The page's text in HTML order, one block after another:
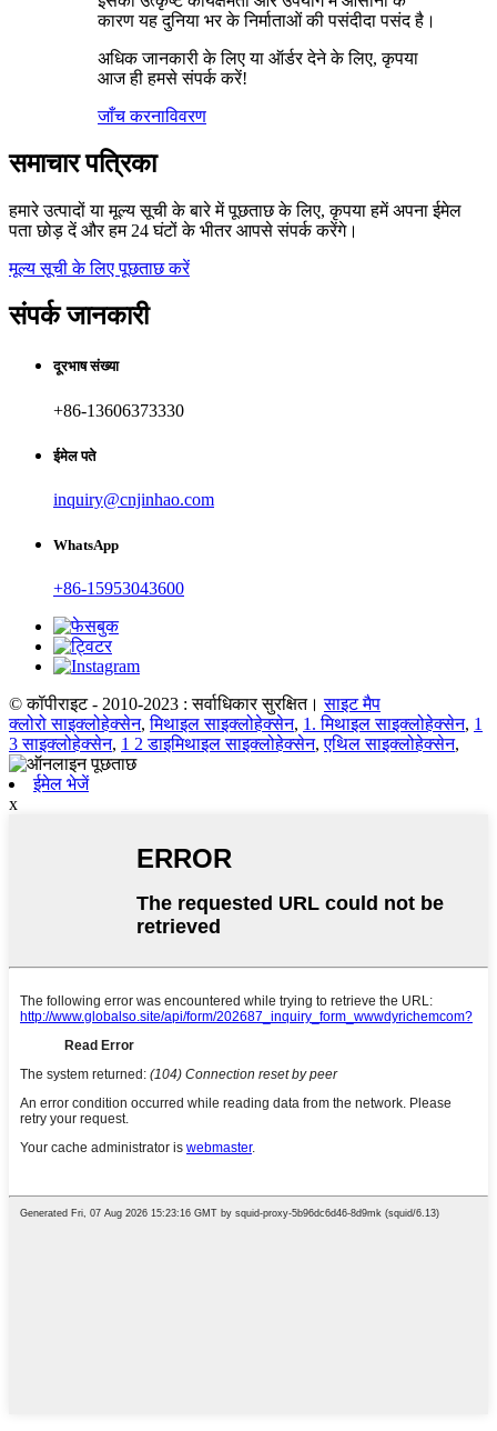
कारण यह दुनिया भर के निर्माताओं की पसंदीदा पसंद है।
अधिक जानकारी के लिए या ऑर्डर देने के लिए, कृपया
आज ही हमसे संपर्क करें!
जाँच करनाविवरण
समाचार पत्रिका
हमारे उत्पादों या मूल्य सूची के बारे में पूछताछ के लिए, कृपया हमें अपना ईमेल
पता छोड़ दें और हम 24 घंटों के भीतर आपसे संपर्क करेंगे।
मूल्य सूची के लिए पूछताछ करें
संपर्क जानकारी
दूरभाष संख्या
+86-13606373330
ईमेल पते
inquiry@cnjinhao.com
WhatsApp
+86-15953043600
© कॉपीराइट - 2010-2023 : सर्वाधिकार सुरक्षित। साइट मैप
क्लोरो साइक्लोहेक्सेन,मिथाइल साइक्लोहेक्सेन, 1. मिथाइल साइक्लोहेक्सेन, 1
3 साइक्लोहेक्सेन, 1 2 डाइमिथाइल साइक्लोहेक्सेन,एथिल साइक्लोहेक्सेन,
ईमेल भेजें
x